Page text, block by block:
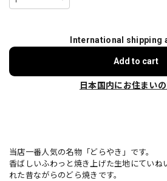
International shipping
Add to cart
日本国内にお住まい
当店一番人気の名物「どらやき」です。
香ばしいふわっと焼き上げた生地にていね
れた昔ながらのどら焼きです。